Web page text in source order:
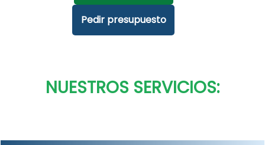
Pedir presupuesto
NUESTROS SERVICIOS: